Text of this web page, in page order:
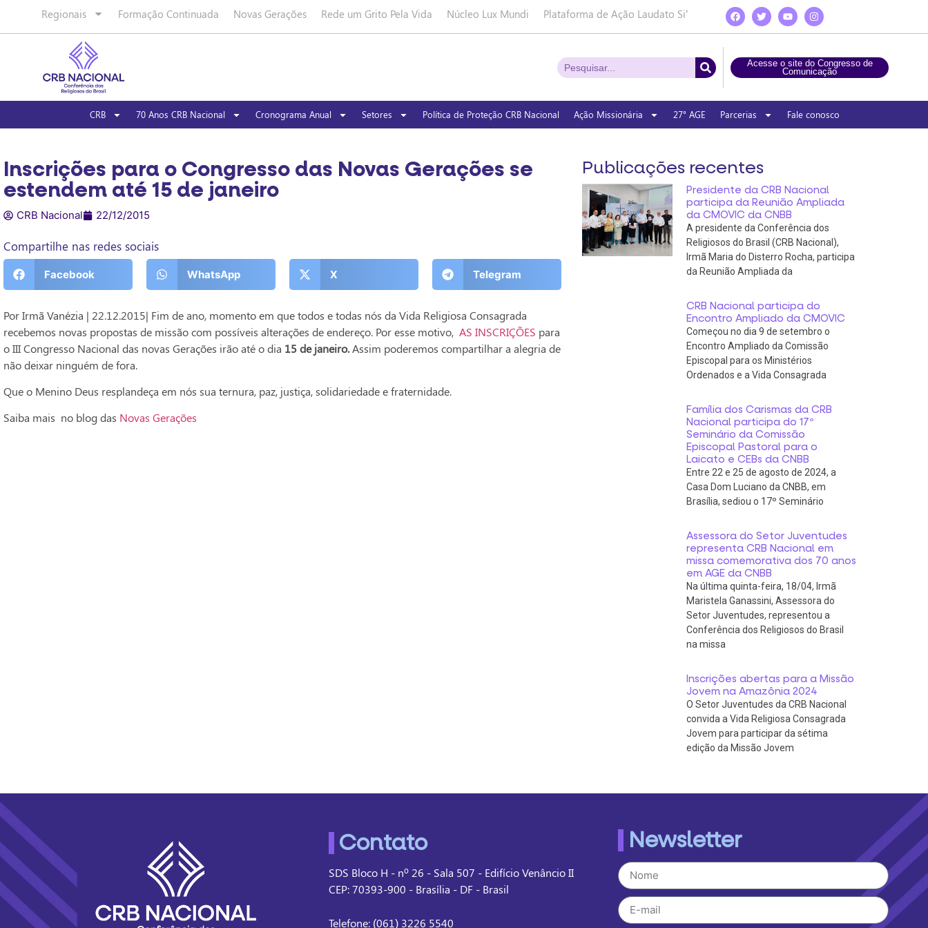
Regionais Formação Continuada Novas Gerações Rede um Grito Pela Vida Núcleo Lux Mundi Plataforma de Ação Laudato Si’
Acesse o site do Congresso de
Comunicação
CRB 70 Anos CRB Nacional Cronograma Anual Setores Política de Proteção CRB Nacional Ação Missionária 27° AGE Parcerias Fale conosco
Inscrições para o Congresso das Novas Gerações se
estendem até 15 de janeiro
CRB Nacional 22/12/2015
Compartilhe nas redes sociais
Facebook WhatsApp X Telegram
Por Irmã Vanézia | 22.12.2015| Fim de ano, momento em que todos e todas nós da Vida Religiosa Consagrada
recebemos novas propostas de missão com possíveis alterações de endereço. Por esse motivo, AS INSCRIÇÕES para
o III Congresso Nacional das novas Gerações irão até o dia 15 de janeiro.Assim poderemos compartilhar a alegria de
não deixar ninguém de fora.
Que o Menino Deus resplandeça em nós sua ternura, paz, justiça, solidariedade e fraternidade.
Saiba mais no blog das Novas Gerações
Publicações recentes
Presidente da CRB Nacional
participa da Reunião Ampliada
da CMOVIC da CNBB
A presidente da Conferência dos
Religiosos do Brasil (CRB Nacional),
Irmã Maria do Disterro Rocha, participa
da Reunião Ampliada da
CRB Nacional participa do
Encontro Ampliado da CMOVIC
Começou no dia 9 de setembro o
Encontro Ampliado da Comissão
Episcopal para os Ministérios
Ordenados e a Vida Consagrada
Família dos Carismas da CRB
Nacional participa do 17º
Seminário da Comissão
Episcopal Pastoral para o
Laicato e CEBs da CNBB
Entre 22 e 25 de agosto de 2024, a
Casa Dom Luciano da CNBB, em
Brasília, sediou o 17º Seminário
Assessora do Setor Juventudes
representa CRB Nacional em
missa comemorativa dos 70 anos
em AGE da CNBB
Na última quinta-feira, 18/04, Irmã
Maristela Ganassini, Assessora do
Setor Juventudes, representou a
Conferência dos Religiosos do Brasil
na missa
Inscrições abertas para a Missão
Jovem na Amazônia 2024
O Setor Juventudes da CRB Nacional
convida a Vida Religiosa Consagrada
Jovem para participar da sétima
edição da Missão Jovem
Contato
SDS Bloco H - nº 26 - Sala 507 - Edifício Venâncio II
CEP: 70393-900 - Brasília - DF - Brasil
Telefone: (061) 3226 5540
Newsletter